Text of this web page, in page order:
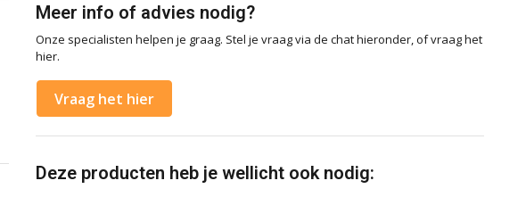
Meer info of advies nodig?
Onze specialisten helpen je graag. Stel je vraag via de chat hieronder, of vraag het
hier.
Vraag het hier
Deze producten heb je wellicht ook nodig: